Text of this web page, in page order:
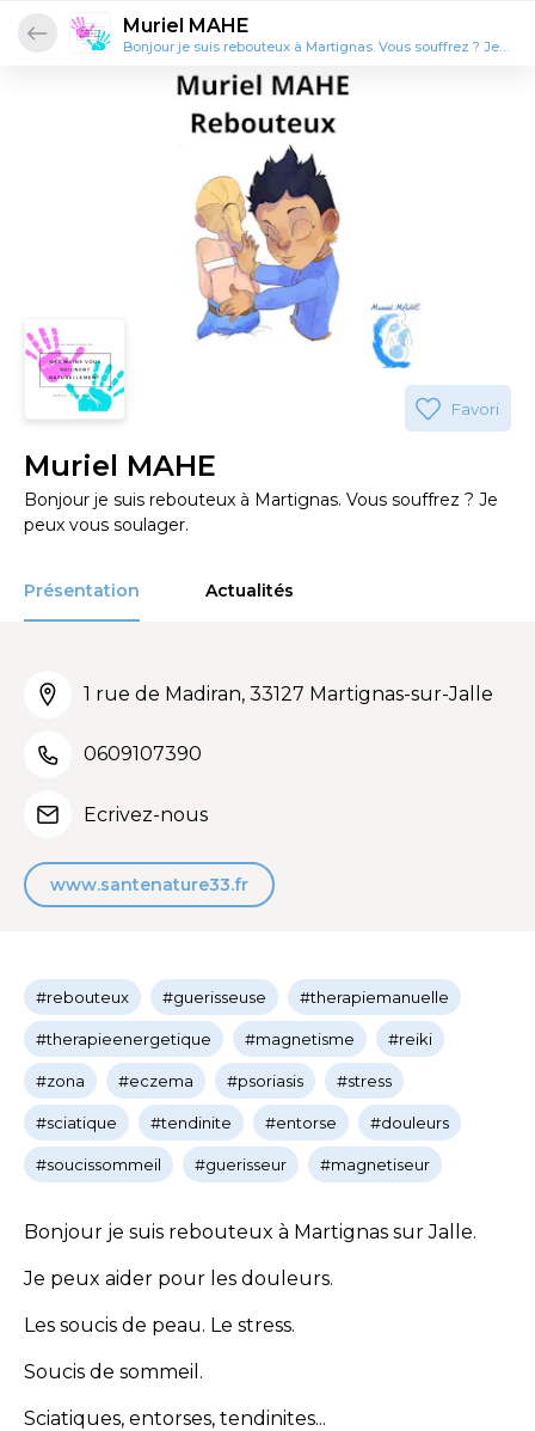
Muriel MAHE
Bonjour je suis rebouteux à Martignas. Vous souffrez ? Je peux vous soulager.
Muriel MAHE
Bonjour je suis rebouteux à Martignas. Vous souffrez ? Je
peux vous soulager.
Favori
Présentation Actualités
1 rue de Madiran, 33127 Martignas-sur-Jalle
0609107390
Ecrivez-nous
www.santenature33.fr
#rebouteux #guerisseuse #therapiemanuelle
#therapieenergetique #magnetisme #reiki
#zona #eczema #psoriasis #stress
#sciatique #tendinite #entorse #douleurs
#soucissommeil #guerisseur #magnetiseur
Bonjour je suis rebouteux à Martignas sur Jalle.
Je peux aider pour les douleurs.
Les soucis de peau. Le stress.
Soucis de sommeil.
Sciatiques, entorses, tendinites...